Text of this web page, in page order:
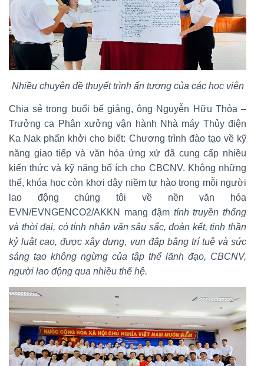
Nhiều chuyên đề thuyết trình ấn tượng của các học viên
Chia sẻ trong buổi bế giảng, ông Nguyễn Hữu Thỏa –
Trưởng ca Phân xưởng vận hành Nhà máy Thủy điện
Ka Nak phấn khởi cho biết: Chương trình đào tạo về kỹ
năng giao tiếp và văn hóa ứng xử đã cung cấp nhiều
kiến thức và kỹ năng bổ ích cho CBCNV. Không những
thế, khóa học còn khơi dậy niềm tự hào trong mỗi người
lao động chúng tôi về nền văn hóa
EVN/EVNGENCO2/AKKN mang đậm tính truyền thống
và thời đại, có tính nhân văn sâu sắc, đoàn kết, tinh thần
kỷ luật cao, được xây dựng, vun đắp bằng trí tuệ và sức
sáng tạo không ngừng của tập thể lãnh đạo, CBCNV,
người lao động qua nhiều thế hệ.